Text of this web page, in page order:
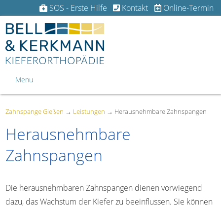
SOS - Erste Hilfe Kontakt Online-Termin
Menu
Zahnspange Gießen → Leistungen → Herausnehmbare Zahnspangen
Herausnehmbare
Zahnspangen
Die herausnehmbaren Zahnspangen dienen vorwiegend
dazu, das Wachstum der Kiefer zu beeinflussen. Sie können